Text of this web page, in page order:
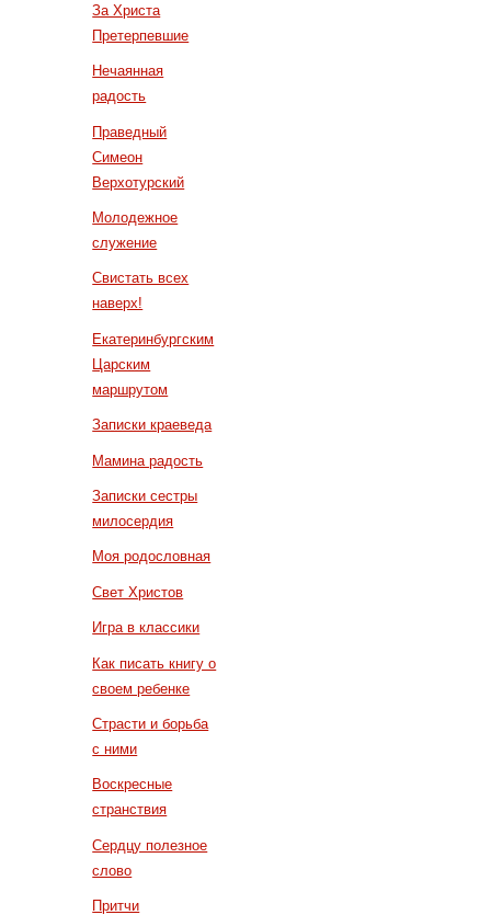
За Христа
Претерпевшие
Нечаянная
радость
Праведный
Симеон
Верхотурский
Молодежное
служение
Свистать всех
наверх!
Екатеринбургским
Царским
маршрутом
Записки краеведа
Мамина радость
Записки сестры
милосердия
Моя родословная
Свет Христов
Игра в классики
Как писать книгу о
своем ребенке
Страсти и борьба
с ними
Воскресные
странствия
Сердцу полезное
слово
Притчи